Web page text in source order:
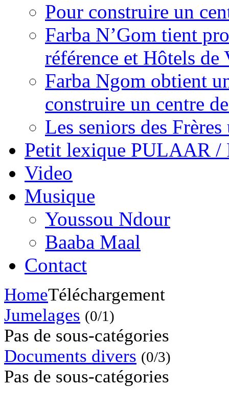
Pour construire un
Farba N’Gom tient
référence et Hôtels
Farba Ngom obtient
construire un centre
Les seniors des Frères
Petit lexique PULAAR
Video
Musique
Youssou Ndour
Baaba Maal
Contact
HomeTéléchargement
Jumelages (0/1)
Pas de sous-catégories
Documents divers (0/3)
Pas de sous-catégories